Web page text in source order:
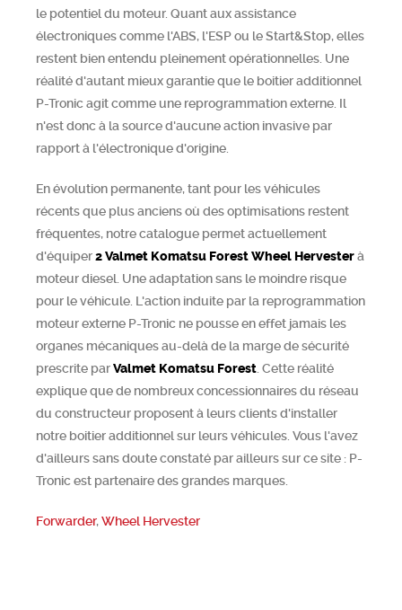
le potentiel du moteur. Quant aux assistance
électroniques comme l'ABS, l'ESP ou le Start&Stop, elles
restent bien entendu pleinement opérationnelles. Une
réalité d'autant mieux garantie que le boitier additionnel
P-Tronic agit comme une reprogrammation externe. Il
n'est donc à la source d'aucune action invasive par
rapport à l'électronique d'origine.
En évolution permanente, tant pour les véhicules
récents que plus anciens où des optimisations restent
fréquentes, notre catalogue permet actuellement
d'équiper2Valmet Komatsu ForestWheel Hervesterà
moteur diesel. Une adaptation sans le moindre risque
pour le véhicule. L'action induite par la reprogrammation
moteur externe P-Tronic ne pousse en effet jamais les
organes mécaniques au-delà de la marge de sécurité
prescrite parValmet Komatsu Forest . Cette réalité
explique que de nombreux concessionnaires du réseau
du constructeur proposent à leurs clients d'installer
notre boitier additionnel sur leurs véhicules. Vous l'avez
d'ailleurs sans doute constaté par ailleurs sur ce site : P-
Tronic est partenaire des grandes marques.
Forwarder,Wheel Hervester